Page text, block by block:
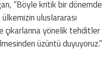
“Böyle kritik bir dönemde
uluslararası
çıkarlarına yönelik tehditler
üzüntü duyuyoruz.”